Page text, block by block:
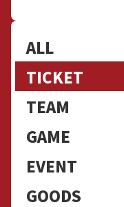
ALL
TICKET
TEAM
GAME
EVENT
GOODS